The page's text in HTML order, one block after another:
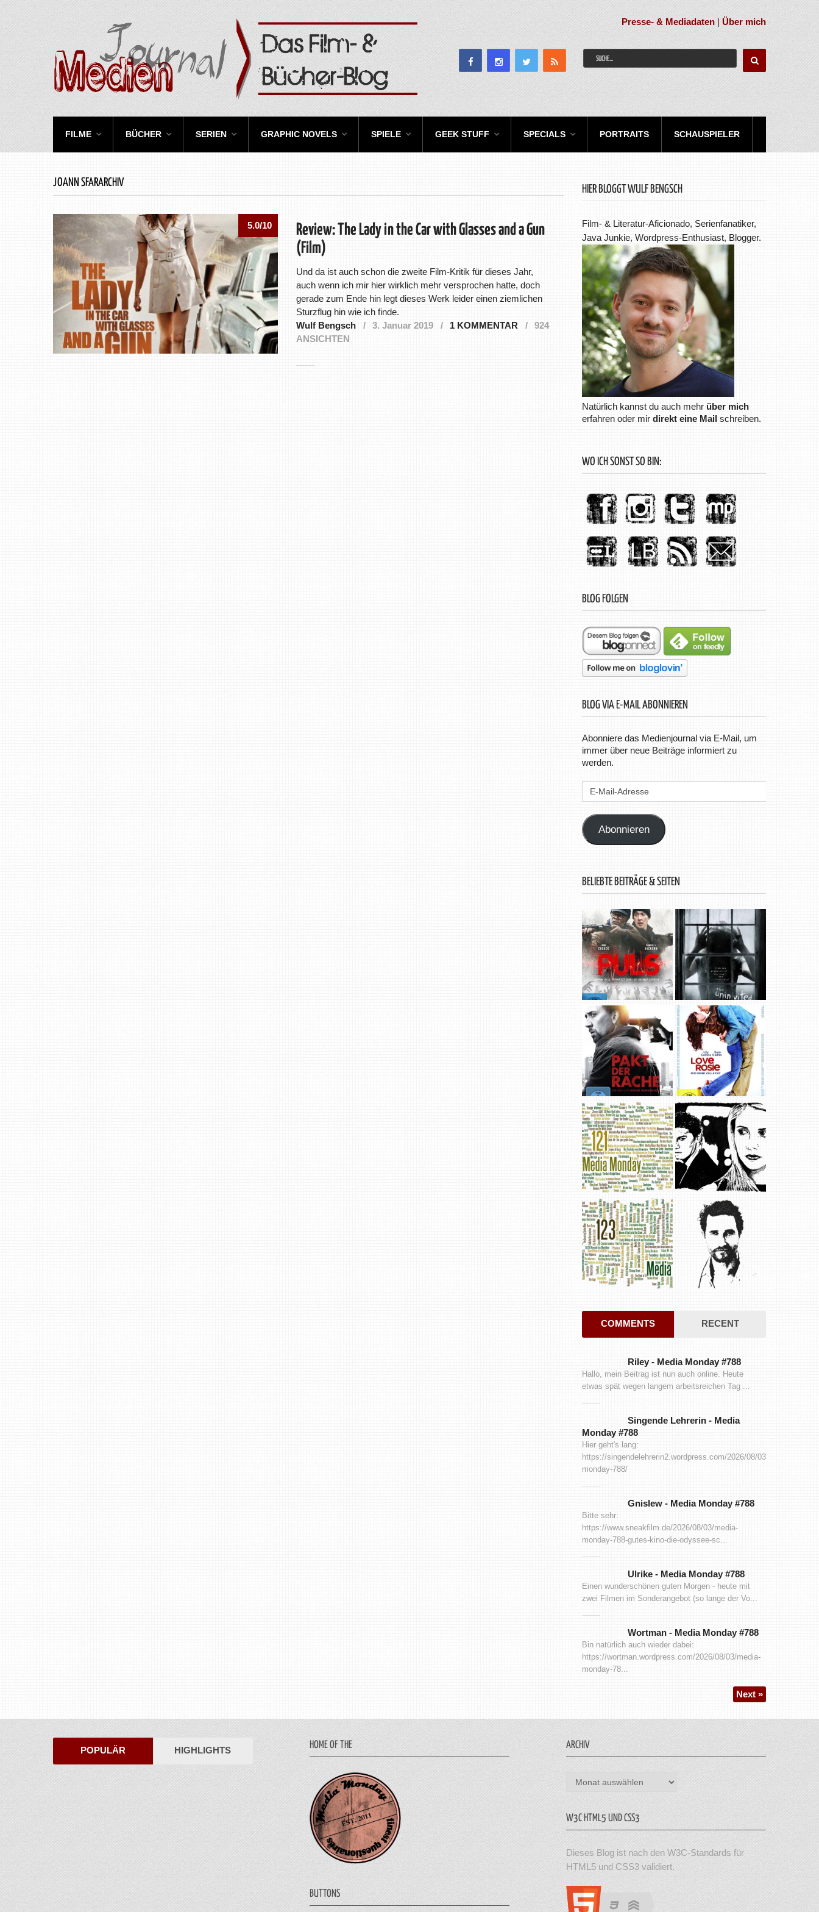
Presse- & Mediadaten |Über mich
FILME BÜCHER SERIEN GRAPHIC NOVELS SPIELE GEEK STUFF SPECIALS PORTRAITS SCHAUSPIELER
JOANN SFARARCHIV
5.0/10
Review: The Lady in the Car with Glasses and a Gun
(Film)
Und da ist auch schon die zweite Film-Kritik für dieses Jahr,
auch wenn ich mir hier wirklich mehr versprochen hatte, doch
gerade zum Ende hin legt dieses Werk leider einen ziemlichen
Sturzflug hin wie ich finde.
Wulf Bengsch
3. Januar 2019 1 KOMMENTAR
924
ANSICHTEN
HIER BLOGGT WULF BENGSCH
Film- & Literatur-Aficionado, Serienfanatiker,
Java Junkie, Wordpress-Enthusiast, Blogger.
Natürlich kannst du auch mehr über mich
erfahren oder mirdirekt eine Mail schreiben.
WO ICH SONST SO BIN:
BLOG FOLGEN
BLOG VIA E-MAIL ABONNIEREN
Abonniere das Medienjournal via E-Mail, um
immer über neue Beiträge informiert zu
werden.
E-
Abonnieren
BELIEBTE BEITRÄGE & SEITEN
COMMENTS RECENT
Riley- Media Monday #788
Hallo, mein Beitrag ist nun auch online. Heute
etwas spät wegen langem arbeitsreichen Tag ...
Singende Lehrerin- Media
Monday #788
Hier geht's lang:
https://singendelehrerin2.wordpress.com/2026/08/03/media-
monday-788/
Gnislew- Media Monday #788
Bitte sehr:
https://www.sneakfilm.de/2026/08/03/media-
monday-788-gutes-kino-die-odyssee-sc...
Ulrike- Media Monday #788
Einen wunderschönen guten Morgen - heute mit
zwei Filmen im Sonderangebot (so lange der Vo...
Wortman- Media Monday #788
Bin natürlich auch wieder dabei:
https://wortman.wordpress.com/2026/08/03/media-
monday-78...
Next »
POPULÄR HIGHLIGHTS HOME OF THE
BUTTONS
ARCHIV
Archiv
W3C HTML5 UND CSS3
Dieses Blog ist nach den W3C-Standards für
HTML5 und CSS3 validiert.